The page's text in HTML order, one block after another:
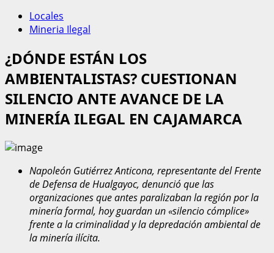
Locales
Mineria Ilegal
¿DÓNDE ESTÁN LOS
AMBIENTALISTAS? CUESTIONAN
SILENCIO ANTE AVANCE DE LA
MINERÍA ILEGAL EN CAJAMARCA
Napoleón Gutiérrez Anticona, representante del Frente
de Defensa de Hualgayoc, denunció que las
organizaciones que antes paralizaban la región por la
minería formal, hoy guardan un «silencio cómplice»
frente a la criminalidad y la depredación ambiental de
la minería ilícita.